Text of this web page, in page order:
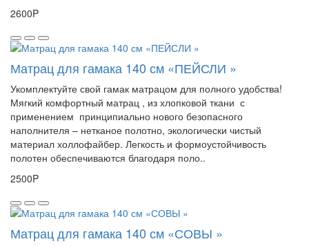
2600P
Матрац для гамака 140 см «ПЕЙСЛИ »
Укомплектуйте свой гамак матрацом для полного удобства!
Мягкий комфортный матрац , из хлопковой ткани с
применением принципиально нового безопасного
наполнителя – нетканое полотно, экологически чистый
материал холлофайбер. Легкость и формоустойчивость
полотен обеспечиваются благодаря поло..
2500P
Матрац для гамака 140 см «СОВЫ »